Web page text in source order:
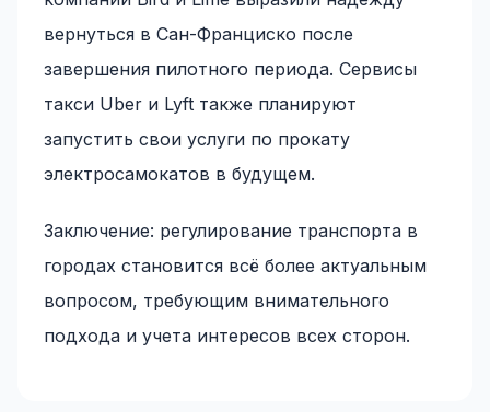
вернуться в Сан-Франциско после
завершения пилотного периода. Сервисы
такси Uber и Lyft также планируют
запустить свои услуги по прокату
электросамокатов в будущем.
Заключение: регулирование транспорта в
городах становится всё более актуальным
вопросом, требующим внимательного
подхода и учета интересов всех сторон.